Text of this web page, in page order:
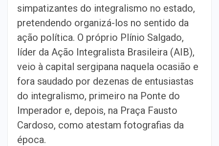
simpatizantes do integralismo no estado,
pretendendo organizá-los no sentido da
ação política. O próprio Plínio Salgado,
líder da Ação Integralista Brasileira (AIB),
veio à capital sergipana naquela ocasião e
fora saudado por dezenas de entusiastas
do integralismo, primeiro na Ponte do
Imperador e, depois, na Praça Fausto
Cardoso, como atestam fotografias da
época.